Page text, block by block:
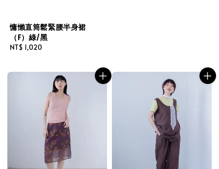
慵懶直筒鬆緊腰半身裙
（F）綠/黑
Regular
NT$ 1,020